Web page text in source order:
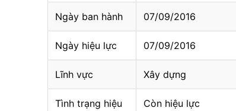
Ngày ban hành 07/09/2016
Ngày hiệu lực 07/09/2016
Lĩnh vực Xây dựng
Tình trạng hiệu
Còn hiệu lực